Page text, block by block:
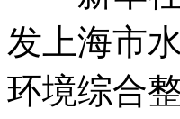
发上海市
环境综合